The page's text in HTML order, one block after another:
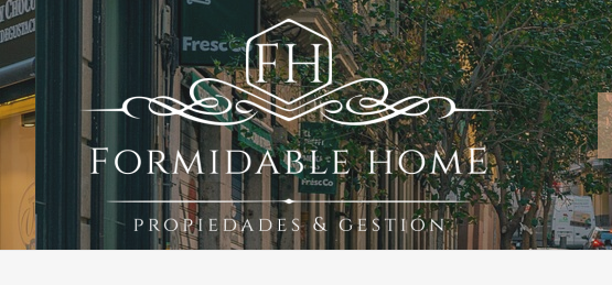
Ir
al
contenido